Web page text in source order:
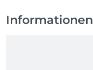
Informationen